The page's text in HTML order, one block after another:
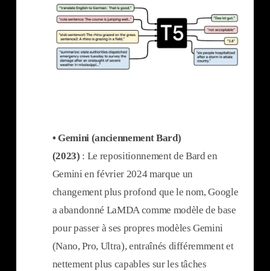
• Gemini (anciennement Bard)
(2023) : Le repositionnement de Bard en
Gemini en février 2024 marque un
changement plus profond que le nom, Google
a abandonné LaMDA comme modèle de base
pour passer à ses propres modèles Gemini
(Nano, Pro, Ultra), entraînés différemment et
nettement plus capables sur les tâches